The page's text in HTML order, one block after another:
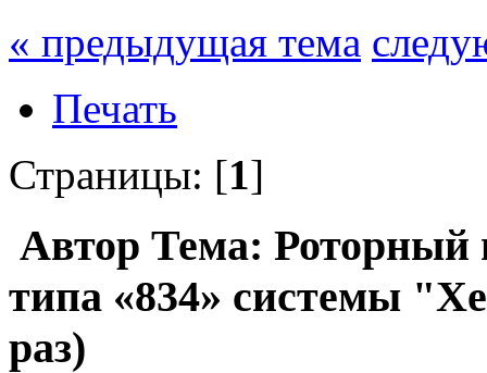
« предыдущая тема
Печать
Страницы: [1]
Автор Тема: Роторный
типа «834» системы
раз)